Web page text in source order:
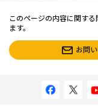
このページの内容に関す
ます。
お問